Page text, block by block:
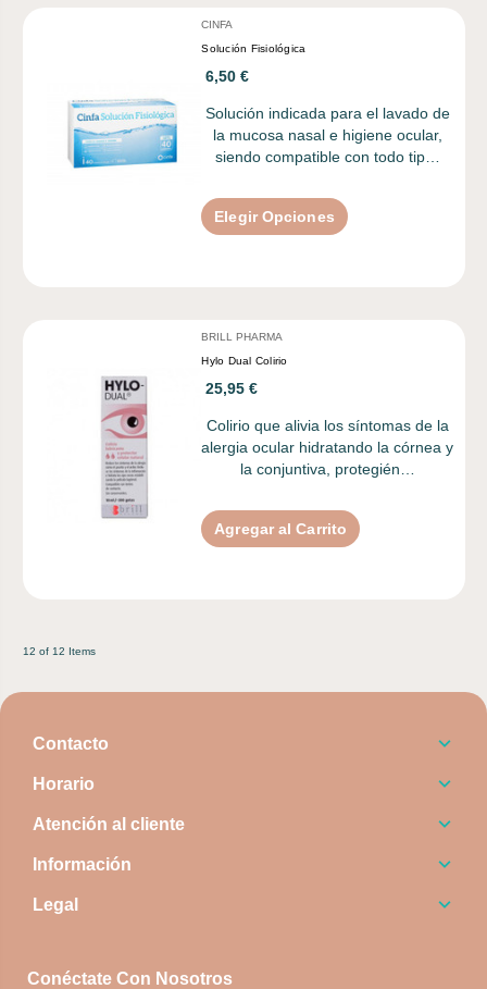
CINFA
Solución Fisiológica
6,50 €
Solución indicada para el lavado de
la mucosa nasal e higiene ocular,
siendo compatible con todo tip…
Elegir Opciones
BRILL PHARMA
Hylo Dual Colirio
25,95 €
Colirio que alivia los síntomas de la
alergia ocular hidratando la córnea y
la conjuntiva, protegién…
Agregar al Carrito
12 of 12 Items
Contacto
Horario
Atención al cliente
Información
Legal
Conéctate Con Nosotros